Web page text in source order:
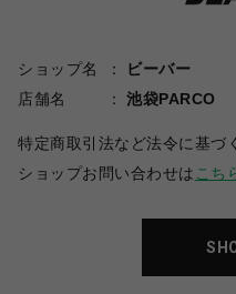
ショップ名
ビーバー
店舗名
池袋PARCO
特定商取引法など法令に基づ
ショップお問い合わせは こち